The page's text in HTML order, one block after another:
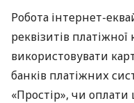
Робота інтернет-
реквізитів
використовувати
банків платіжних
«Простір», чи